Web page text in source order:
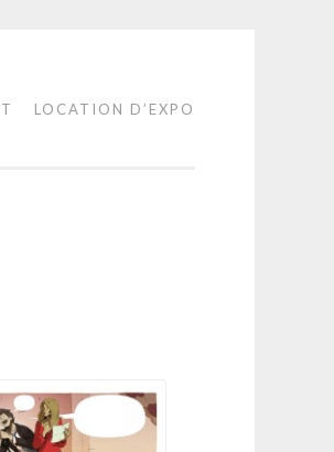
LOCATION D’EXPO